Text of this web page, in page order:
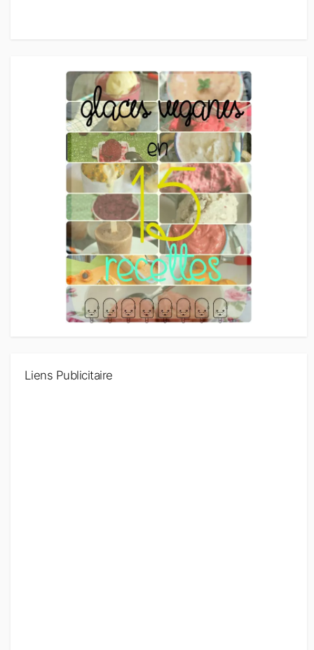
Liens Publicitaire